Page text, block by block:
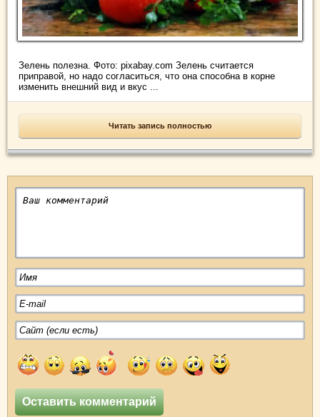
Зелень полезна. Фото: pixabay.com Зелень считается
приправой, но надо согласиться, что она способна в корне
изменить внешний вид и вкус ...
Читать запись полностью